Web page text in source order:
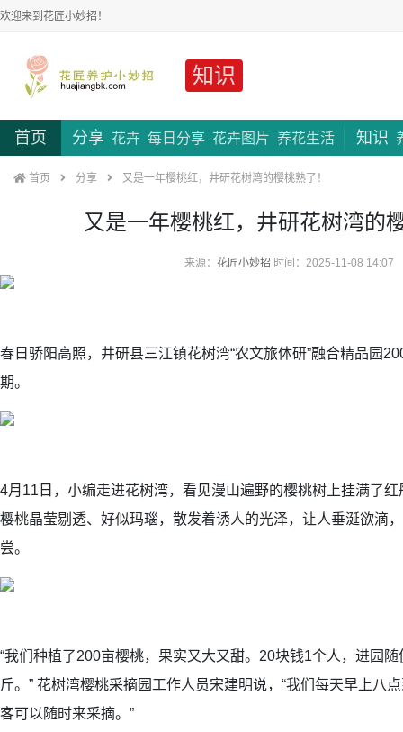
欢迎来到花匠小妙招！
知识
首页 分享 花卉 每日分享 花卉图片 养花生活 知识
首页 分享 又是一年樱桃红，井研花树湾的樱桃熟了！
又是一年樱桃红，井研花树湾的
来源： 花匠小妙招 时间：2025-11-08 14:07
春日骄阳高照，井研县三江镇花树湾“农文旅体研”融合精品园
期。
4月11日，小编走进花树湾，看见漫山遍野的樱桃树上挂满了
樱桃晶莹剔透、好似玛瑙，散发着诱人的光泽，让人垂涎欲滴
尝。
“我们种植了200亩樱桃，果实又大又甜。20块钱1个人，进园
斤。” 花树湾樱桃采摘园工作人员宋建明说，“我们每天早上八
客可以随时来采摘。”